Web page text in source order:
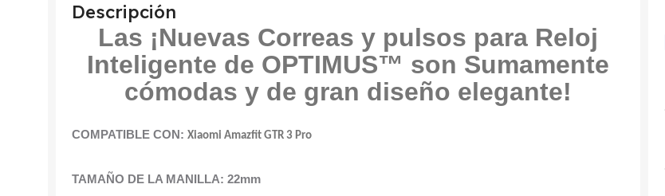
Descripción
Las ¡Nuevas Correas y pulsos para Reloj
Inteligente de OPTIMUS™ son Sumamente
cómodas y de gran diseño elegante!
COMPATIBLE CON: Xiaomi Amazfit GTR 3 Pro
TAMAÑO DE LA MANILLA: 22mm